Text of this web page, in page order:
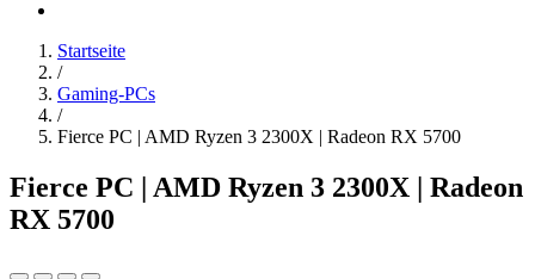
Startseite
/
Gaming-PCs
/
Fierce PC | AMD Ryzen 3 2300X | Radeon RX 5700
Fierce PC | AMD Ryzen 3 2300X | Radeon
RX 5700